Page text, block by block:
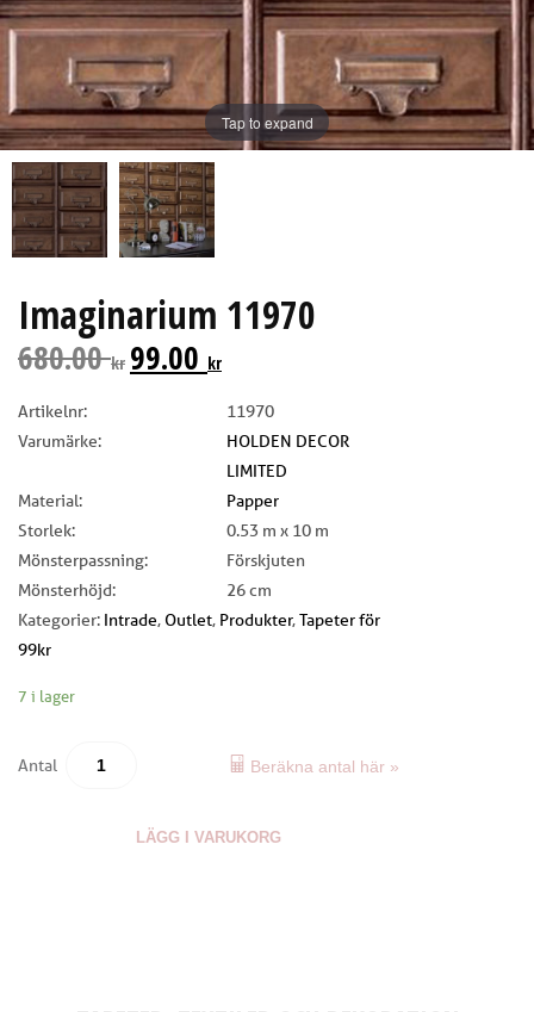
Tap to expand
Imaginarium 11970
680.00kr 99.00 kr
Artikelnr:
11970
Varumärke:
HOLDEN DECOR
LIMITED
Material:
Papper
Storlek:
0.53 m x 10 m
Mönsterpassning:
Förskjuten
Mönsterhöjd:
26 cm
Kategorier: Intrade, Outlet, Produkter,Tapeter för
99kr
7 i lager
Antal Beräkna antal här »
LÄGG I VARUKORG